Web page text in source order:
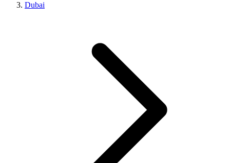
Dubai